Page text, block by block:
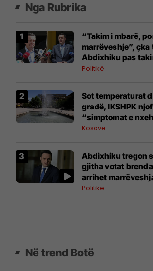
Nga Rubrika
“Takim i mbarë,
marrëveshje”, çka
Abdixhiku pas
orësh?
Politikë
Sot temperaturat
gradë, IKSHPK
“simptomat e
Kosovë
Abdixhiku tregon
gjitha votat
arrihet
Politikë
Në trend Botë